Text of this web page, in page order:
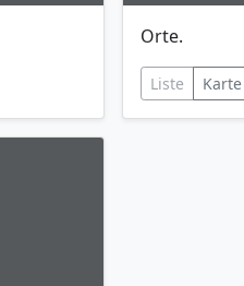
Orte.
Liste Karte